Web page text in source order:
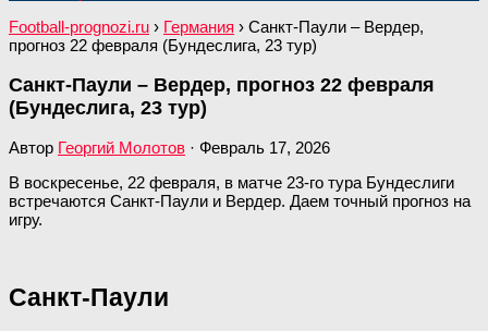
Football-prognozi.ru › Германия › Санкт-Паули – Вердер,
прогноз 22 февраля (Бундеслига, 23 тур)
Санкт-Паули – Вердер, прогноз 22 февраля
(Бундеслига, 23 тур)
Автор Георгий Молотов · Февраль 17, 2026
В воскресенье, 22 февраля, в матче 23-го тура Бундеслиги
встречаются Санкт-Паули и Вердер. Даем точный прогноз на
игру.
Санкт-Паули